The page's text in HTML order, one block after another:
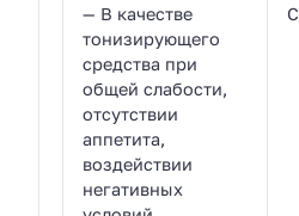
— В качестве
тонизирующего
средства при
общей слабости,
отсутствии
аппетита,
воздействии
негативных